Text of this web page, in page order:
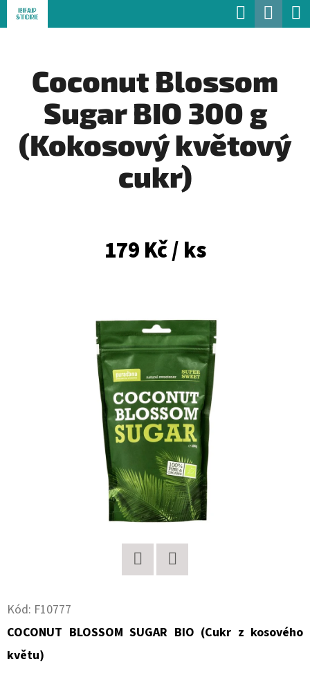
Přejít
na
Hledat
Coconut Blossom
Sugar BIO 300 g
(Kokosový květový
cukr)
179 Kč/ ks
Kód: F10777
COCONUT BLOSSOM SUGAR BIO (Cukr z kosového
květu)
O
Zpět
Zpět
O
HLEDAT
D